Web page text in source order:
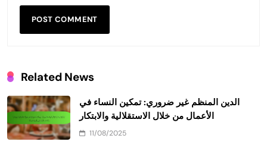
Related News
الدين المنظم غير ضروري: تمكين النساء في
الأعمال من خلال الاستقلالية والابتكار
11/08/2025